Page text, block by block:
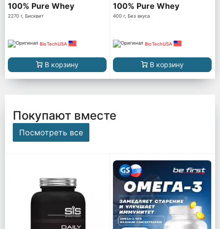
100% Pure Whey
2270 г, Бисквит
BioTechUSA
В корзину
100% Pure Whey
400 г, Без вкуса
BioTechUSA
В корзину
Покупают вместе
Посмотреть все